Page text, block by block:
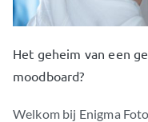
Het geheim van een
moodboard?
Welkom bij Enigma